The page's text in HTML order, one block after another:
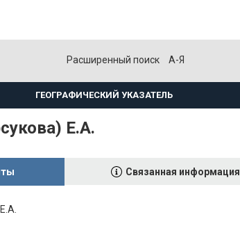
Расширенный поиск А-Я
ГЕОГРАФИЧЕСКИЙ УКАЗАТЕЛЬ
Е.А.
Связанная информация